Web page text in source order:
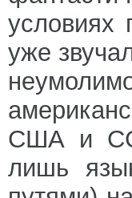
условиях
уже
США и
лишь